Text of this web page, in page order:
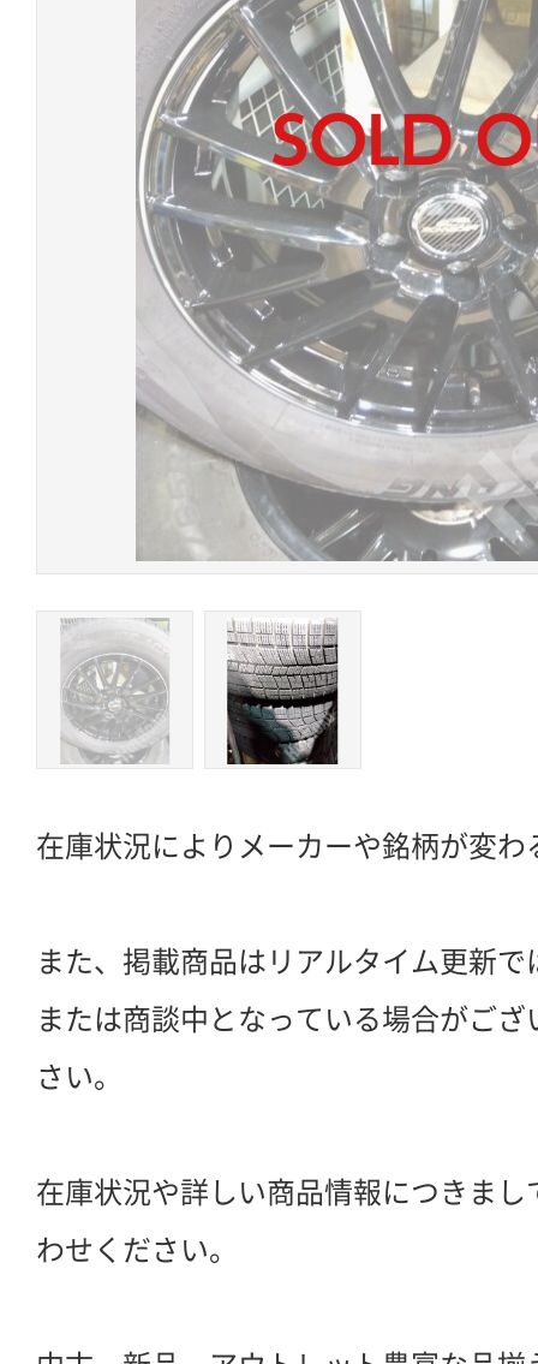
在庫状況によりメーカーや銘柄が変
また、掲載商品はリアルタイム更新
または商談中となっている場合がご
さい。
在庫状況や詳しい商品情報につきま
わせください。